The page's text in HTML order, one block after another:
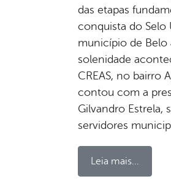
das etapas
conquista do Selo
município de Belo
solenidade
CREAS, no bairro
contou com a
Gilvandro Estrela,
servidores
Leia mais...